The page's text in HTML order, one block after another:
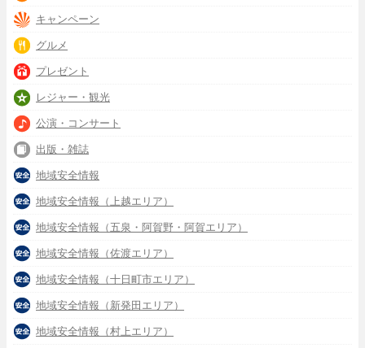
キャンペーン
グルメ
プレゼント
レジャー・観光
公演・コンサート
出版・雑誌
地域安全情報
地域安全情報（上越エリア）
地域安全情報（五泉・阿賀野・阿賀エリア）
地域安全情報（佐渡エリア）
地域安全情報（十日町市エリア）
地域安全情報（新発田エリア）
地域安全情報（村上エリア）